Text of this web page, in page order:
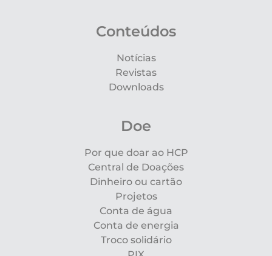
Conteúdos
Notícias
Revistas
Downloads
Doe
Por que doar ao HCP
Central de Doações
Dinheiro ou cartão
Projetos
Conta de água
Conta de energia
Troco solidário